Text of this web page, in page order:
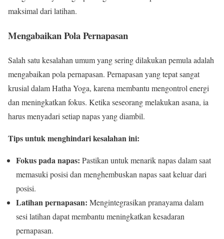
maksimal dari latihan.
Mengabaikan Pola Pernapasan
Salah satu kesalahan umum yang sering dilakukan pemula adalah
mengabaikan pola pernapasan. Pernapasan yang tepat sangat
krusial dalam Hatha Yoga, karena membantu mengontrol energi
dan meningkatkan fokus. Ketika seseorang melakukan asana, ia
harus menyadari setiap napas yang diambil.
Tips untuk menghindari kesalahan ini:
Fokus pada napas: Pastikan untuk menarik napas dalam saat
memasuki posisi dan menghembuskan napas saat keluar dari
posisi.
Latihan pernapasan: Mengintegrasikan pranayama dalam
sesi latihan dapat membantu meningkatkan kesadaran
pernapasan.